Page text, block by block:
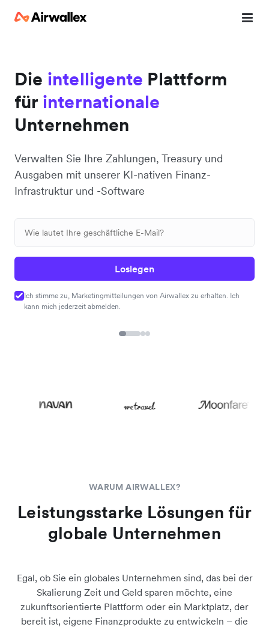
Die intelligente Plattform
für internationale
Unternehmen
Verwalten Sie Ihre Zahlungen, Treasury und
Ausgaben mit unserer KI-nativen Finanz-
Infrastruktur und -Software
Loslegen
Ich stimme zu, Marketingmitteilungen von Airwallex zu erhalten. Ich
kann mich jederzeit abmelden.
WARUM AIRWALLEX?
Leistungsstarke Lösungen für
globale Unternehmen
Egal, ob Sie ein globales Unternehmen sind, das bei der
Skalierung Zeit und Geld sparen möchte, eine
zukunftsorientierte Plattform oder ein Marktplatz, der
bereit ist, eigene Finanzprodukte zu entwickeln – die